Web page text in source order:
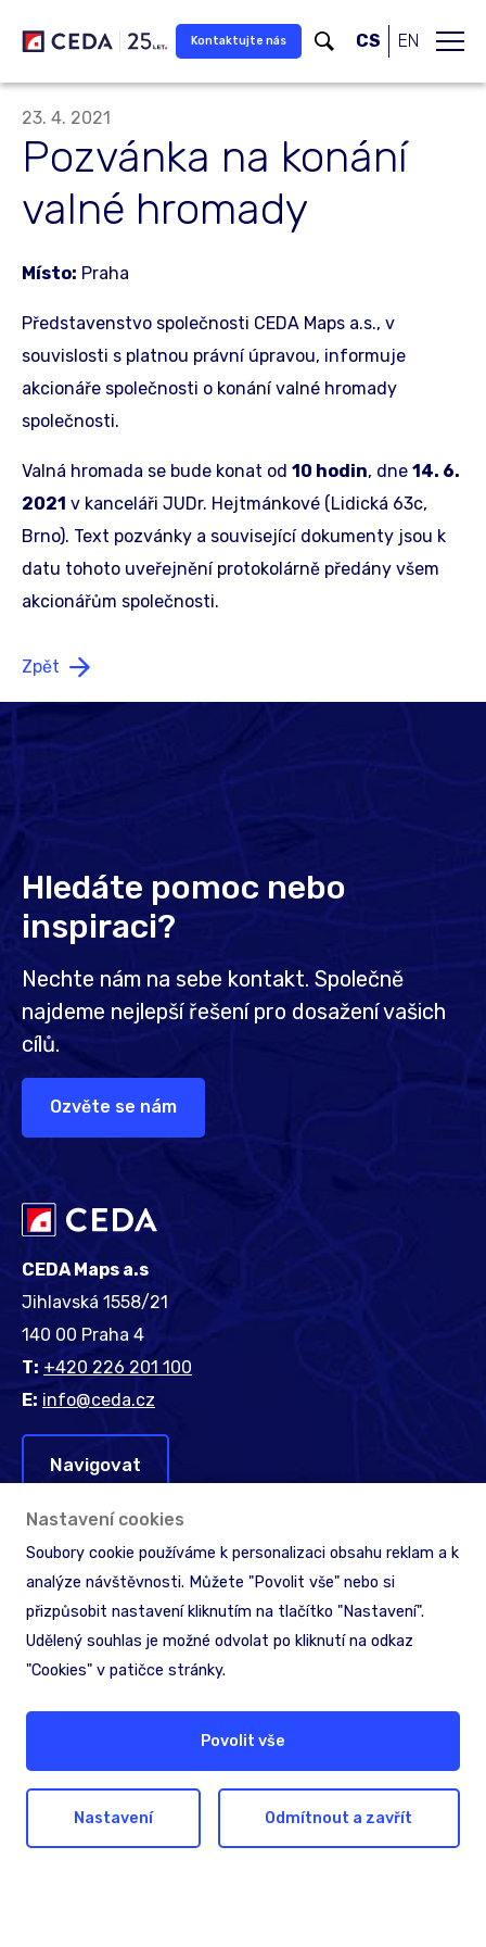
Kontaktujte nás CS EN
23. 4. 2021
Pozvánka na konání
valné hromady
Místo: Praha
Představenstvo společnosti CEDA Maps a.s., v
souvislosti s platnou právní úpravou, informuje
akcionáře společnosti o konání valné hromady
společnosti.
Valná hromada se bude konat od 10 hodin, dne 14. 6.
2021 v kanceláři JUDr. Hejtmánkové (Lidická 63c,
Brno). Text pozvánky a související dokumenty jsou k
datu tohoto uveřejnění protokolárně předány všem
akcionářům společnosti.
Zpět
Hledáte pomoc nebo
inspiraci?
Nechte nám na sebe kontakt. Společně
najdeme nejlepší řešení pro dosažení vašich
cílů.
Ozvěte se nám
CEDA Maps a.s
Jihlavská 1558/21
140 00 Praha 4
T: +420 226 201 100
E: info@ceda.cz
Navigovat
Věda a výzkum
Média
Licenční podmínky
Ochrana informací
Zpětný odběr & recyklace
Nastavení cookies
Soubory cookie používáme k personalizaci obsahu reklam a k
analýze návštěvnosti. Můžete "Povolit vše" nebo si
přizpůsobit nastavení kliknutím na tlačítko "Nastavení".
Udělený souhlas je možné odvolat po kliknutí na odkaz
"Cookies" v patičce stránky.
Povolit vše
Nastavení Odmítnout a zavřít